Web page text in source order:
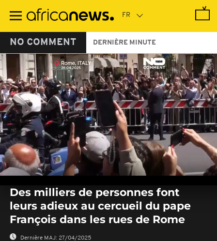
contenu
NO COMMENT DERNIÈRE MINUTE
seconds
seconds
Des milliers de personnes font
leurs adieux au cercueil du pape
François dans les rues de Rome
Dernière MAJ: 27/04/2025